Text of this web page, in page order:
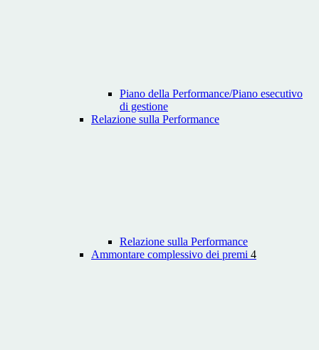
Piano della Performance/Piano esecutivo
di gestione
Relazione sulla Performance
Relazione sulla Performance
Ammontare complessivo dei premi 4